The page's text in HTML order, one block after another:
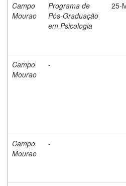
Campo
Mourao
Programa de
Pós-Graduação
em Psicologia
25-
Campo
Mourao
-
Campo
Mourao
-